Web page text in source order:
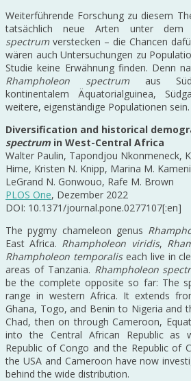
Weiterführende Forschung zu diesem
tatsächlich neue Arten unter dem
spectrumverstecken – die Chancen
wären auch Untersuchungen zu
Studie keine Erwähnung finden. Denn
Rhampholeon spectrum aus
kontinentalem Äquatorialguinea,
weitere, eigenständige Populationen
Diversification and historical
spectrum in West-Central Africa
Walter Paulin, Tapondjou Nkonmeneck,
Hime, Kristen N. Knipp, Marina M.
LeGrand N. Gonwouo, Rafe M. Brown
PLOS One, Dezember 2022
DOI: 10.1371/journal.pone.0277107[:en]
The pygmy chameleon genus
East Africa. Rhampholeon viridis,
Rhampholeon temporaliseach live in
areas of Tanzania. Rhampholeon
be the complete opposite so far: The
range in western Africa. It extends
Ghana, Togo, and Benin to Nigeria and
Chad, then on through Cameroon,
into the Central African Republic as
Republic of Congo and the Republic of
the USA and Cameroon have now
behind the wide distribution.